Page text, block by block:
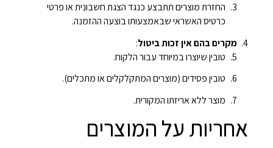
החזרת מוצרים תתבצע כנגד הצגת חשבונית או פרטי
כרטיס האשראי שבאמצעותו בוצעה ההזמנה.
מקרים בהם אין זכות ביטול:
טובין שיוצרו במיוחד עבור הלקוח.
טובין פסידים (מוצרים המתקלקלים או מתכלים).
מוצר ללא אריזתו המקורית.
אחריות על המוצרים